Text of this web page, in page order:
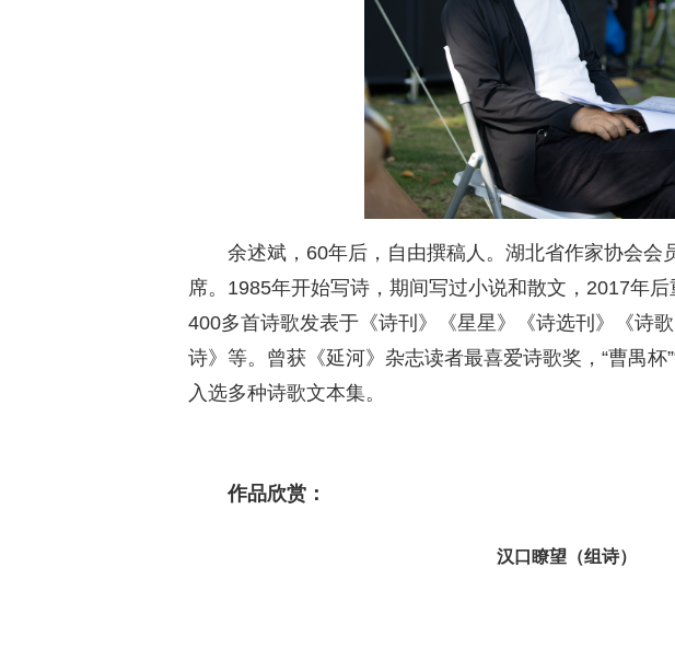
余述斌，60年后，自由撰稿人。湖北省作家协会会
席。1985年开始写诗，期间写过小说和散文，2017年后
400多首诗歌发表于《诗刊》《星星》《诗选刊》《诗
诗》等。曾获《延河》杂志读者最喜爱诗歌奖，“曹禺杯
入选多种诗歌文本集。
作品欣赏：
汉口瞭望（组诗）